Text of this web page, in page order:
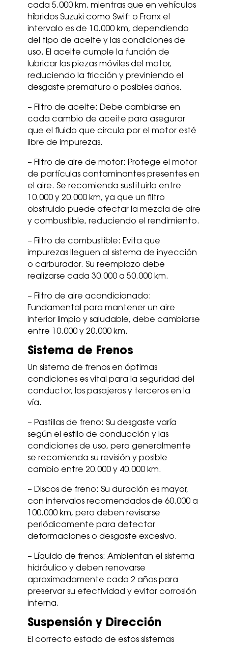
cada 5.000 km, mientras que en vehículos
híbridos Suzuki como Swift o Fronx el
intervalo es de 10.000 km, dependiendo
del tipo de aceite y las condiciones de
uso. El aceite cumple la función de
lubricar las piezas móviles del motor,
reduciendo la fricción y previniendo el
desgaste prematuro o posibles daños.
– Filtro de aceite: Debe cambiarse en
cada cambio de aceite para asegurar
que el fluido que circula por el motor esté
libre de impurezas.
– Filtro de aire de motor: Protege el motor
de partículas contaminantes presentes en
el aire. Se recomienda sustituirlo entre
10.000 y 20.000 km, ya que un filtro
obstruido puede afectar la mezcla de aire
y combustible, reduciendo el rendimiento.
– Filtro de combustible: Evita que
impurezas lleguen al sistema de inyección
o carburador. Su reemplazo debe
realizarse cada 30.000 a 50.000 km.
– Filtro de aire acondicionado:
Fundamental para mantener un aire
interior limpio y saludable, debe cambiarse
entre 10.000 y 20.000 km.
Sistema de Frenos
Un sistema de frenos en óptimas
condiciones es vital para la seguridad del
conductor, los pasajeros y terceros en la
vía.
– Pastillas de freno: Su desgaste varía
según el estilo de conducción y las
condiciones de uso, pero generalmente
se recomienda su revisión y posible
cambio entre 20.000 y 40.000 km.
– Discos de freno: Su duración es mayor,
con intervalos recomendados de 60.000 a
100.000 km, pero deben revisarse
periódicamente para detectar
deformaciones o desgaste excesivo.
– Líquido de frenos: Ambientan el sistema
hidráulico y deben renovarse
aproximadamente cada 2 años para
preservar su efectividad y evitar corrosión
interna.
Suspensión y Dirección
El correcto estado de estos sistemas